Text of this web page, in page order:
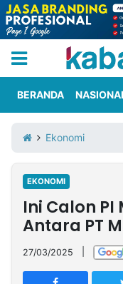
Iklan
Berita
Kami
Nasional
International
Olahraga
Entertainment
Daerah
Pariwisata
Kuliner
Kolom
Network
BERANDA
Ekonomi
EKONOMI
Ini Calon PI
Antara PT
27/03/2025